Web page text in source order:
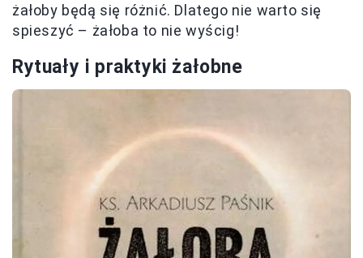
żałoby będą się różnić. Dlatego nie warto się
spieszyć – żałoba to nie wyścig!
Rytuały i praktyki żałobne